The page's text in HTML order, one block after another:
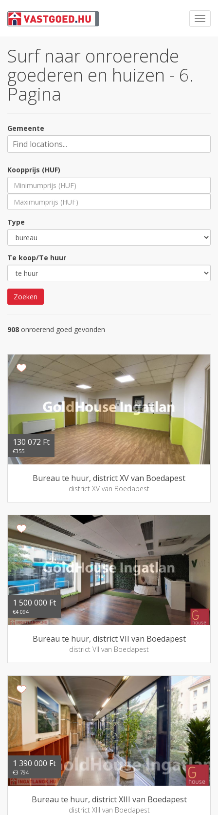
Surf naar onroerende
goederen en huizen - 6.
Pagina
Gemeente
Koopprijs (HUF)
Type
Te koop/Te huur
Zoeken
908 onroerend goed gevonden
130 072 Ft
€355
Bureau te huur, district XV van Boedapest
district XV van Boedapest
1 500 000 Ft
€4 094
Bureau te huur, district VII van Boedapest
district VII van Boedapest
1 390 000 Ft
€3 794
Bureau te huur, district XIII van Boedapest
district XIII van Boedapest